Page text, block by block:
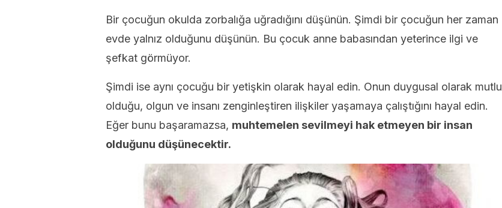
Bir çocuğun okulda zorbalığa uğradığını düşünün. Şimdi bir çocuğun her zaman
evde yalnız olduğunu düşünün. Bu çocuk anne babasından yeterince ilgi ve
şefkat görmüyor.
Şimdi ise aynı çocuğu bir yetişkin olarak hayal edin. Onun duygusal olarak mutlu
olduğu, olgun ve insanı zenginleştiren ilişkiler yaşamaya çalıştığını hayal edin.
Eğer bunu başaramazsa, muhtemelen sevilmeyi hak etmeyen bir insan
olduğunu düşünecektir.